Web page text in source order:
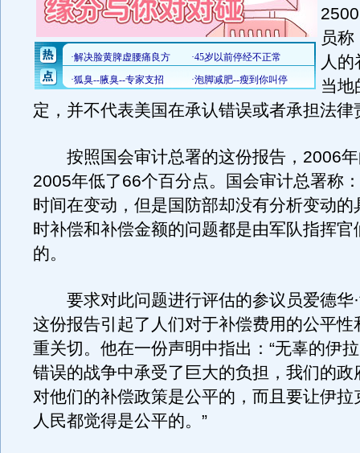
员
人
当地
定，并不代表美国在承认错误或者承担法律
按照国会审计总署的这份报告，2006年
2005年低了66个百分点。国会审计总署称
时间在变动，但是国防部却没有分析变动的
时补偿和补偿金额的问题都是由军队指挥官
的。
要求对此问题进行评估的参议员爱德华·
这份报告引起了人们对于补偿费用的公平性
重关切。他在一份声明中指出：“无辜的伊
错误的战争中承受了巨大的负担，我们的政
对他们的补偿政策是公平的，而且要让伊拉
人民都觉得是公平的。”